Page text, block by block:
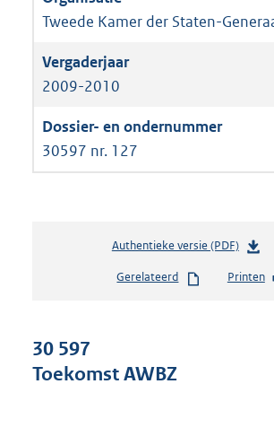
Tweede Kamer der Staten-
2009-2010
30597 nr. 127
Authentieke versie (PDF)b
s
Gerelateerd Printen
30 597
Toekomst AWBZ